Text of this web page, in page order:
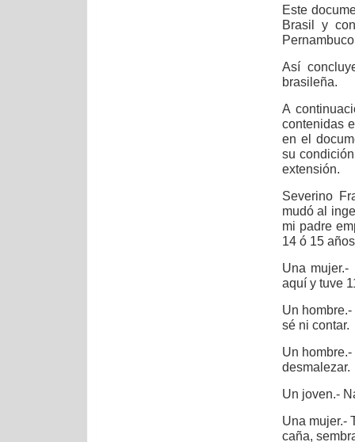
Este
Brasil y
Así
brasileña.
A
contenidas
en el
su
extensión.
Severino
mudó al
mi padre
14 ó 15
Una
aquí y tuve
Un
sé ni contar.
Un
desmalezar.
Un joven.-
Una mujer.-
caña,